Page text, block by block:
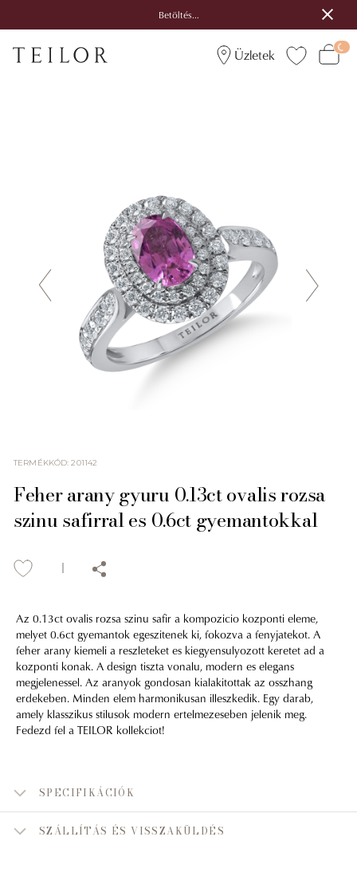
Betöltés...
Üzletek
TERMÉKKÓD:201142
Feher arany gyuru 0.13ct ovalis rozsa
szinu safirral es 0.6ct gyemantokkal
Az 0.13ct ovalis rozsa szinu safir a kompozicio kozponti eleme,
melyet 0.6ct gyemantok egeszitenek ki, fokozva a fenyjatekot. A
feher arany kiemeli a reszleteket es kiegyensulyozott keretet ad a
kozponti konak. A design tiszta vonalu, modern es elegans
megjelenessel. Az aranyok gondosan kialakitottak az osszhang
erdekeben. Minden elem harmonikusan illeszkedik. Egy darab,
amely klasszikus stilusok modern ertelmezeseben jelenik meg.
Fedezd fel a TEILOR kollekciot!
SPECIFIKÁCIÓK
SZÁLLÍTÁS ÉS VISSZAKÜLDÉS